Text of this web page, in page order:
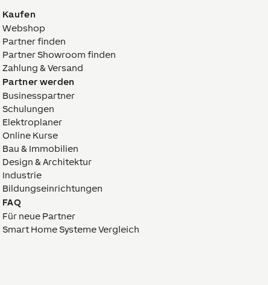
Kaufen
Webshop
Partner finden
Partner Showroom finden
Zahlung & Versand
Partner werden
Businesspartner
Schulungen
Elektroplaner
Online Kurse
Bau & Immobilien
Design & Architektur
Industrie
Bildungs­­einrich­tungen
FAQ
Für neue Partner
Smart Home Systeme Vergleich